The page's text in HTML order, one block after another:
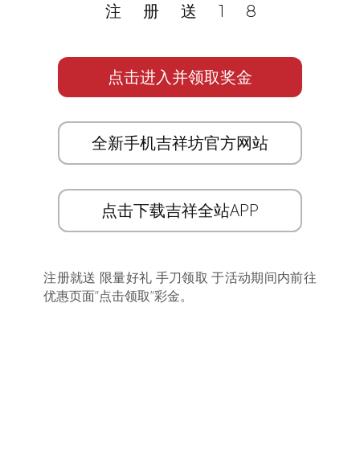
注册送18
点击进入并领取奖金
全新手机吉祥坊官方网站
点击下载吉祥全站APP
注册就送 限量好礼 手刀领取 于活动期间内前往
优惠页面”点击领取”彩金。